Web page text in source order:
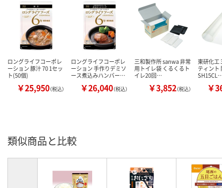
ロングライフコーポレ
ーション 豚汁 70 1セッ
ト(50個)
￥25,950（税込）
ロングライフコーポレ
ーション 手作りデミソ
ース煮込みハンバー…
￥26,040（税込）
三和製作所 sanwa 非常
用トイレ袋 くるくるト
イレ20回…
￥3,852（税込）
東研化工
ティント
￥
類似商品と比較